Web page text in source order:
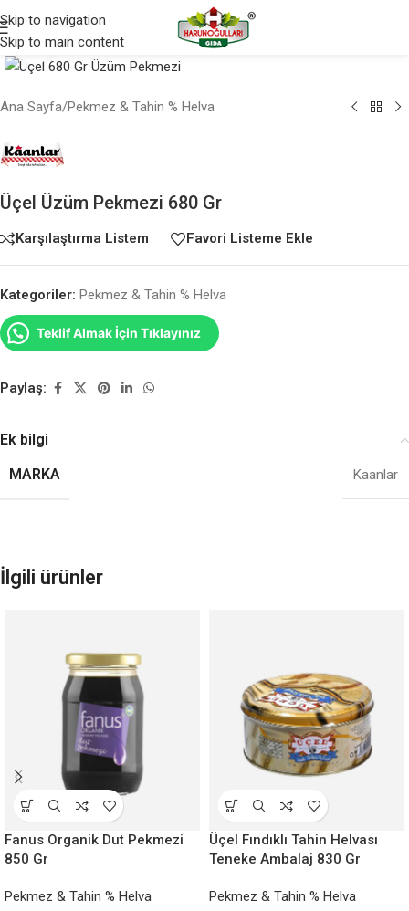
Skip to navigation
Skip to main content
Büyütmek için tıklayın
Ana Sayfa/Pekmez & Tahin % Helva
Üçel Üzüm Pekmezi 680 Gr
Karşılaştırma Listem Favori Listeme Ekle
Kategoriler: Pekmez & Tahin % Helva
Teklif Almak İçin Tıklayınız
Paylaş:
Ek bilgi
MARKA
Kaanlar
İlgili ürünler
Fanus Organik Dut Pekmezi
850 Gr
Pekmez & Tahin % Helva
Üçel Fındıklı Tahin Helvası
Teneke Ambalaj 830 Gr
Pekmez & Tahin % Helva